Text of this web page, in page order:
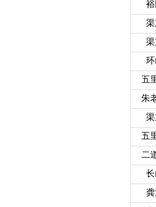
五
朱
五
二